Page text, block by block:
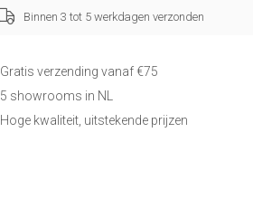
Binnen 3 tot 5 werkdagen verzonden
Gratis verzending vanaf €75
5 showrooms in NL
Hoge kwaliteit, uitstekende prijzen